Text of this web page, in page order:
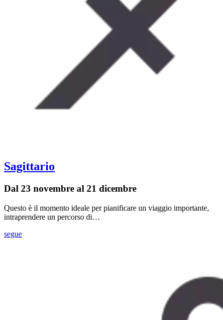
Sagittario
Dal 23 novembre al 21 dicembre
Questo è il momento ideale per pianificare un viaggio importante,
intraprendere un percorso di…
segue